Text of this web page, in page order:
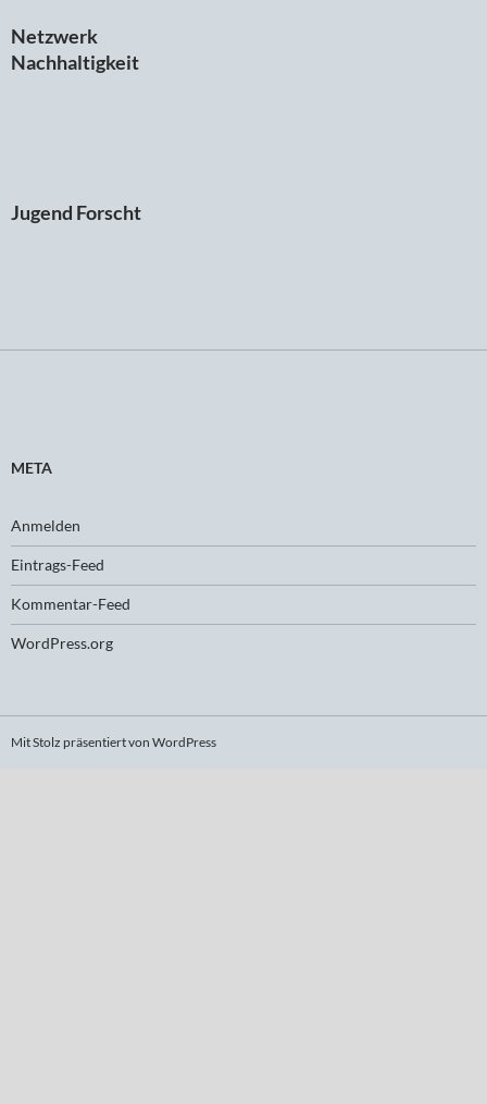
Netzwerk
Nachhaltigkeit
Jugend Forscht
META
Anmelden
Eintrags-Feed
Kommentar-Feed
WordPress.org
Mit Stolz präsentiert von WordPress